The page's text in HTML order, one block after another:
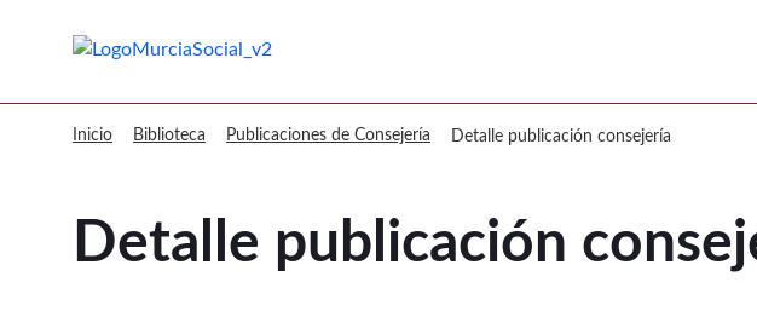
Murcia Social Detalle publicación consejería
Inicio Biblioteca Publicaciones de Consejería Detalle publicación consejería
Detalle publicación